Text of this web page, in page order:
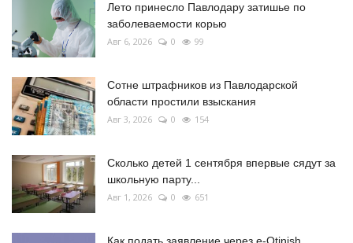
Лето принесло Павлодару затишье по
заболеваемости корью
Авг 6, 2026 0 99
Сотне штрафников из Павлодарской
области простили взыскания
Авг 3, 2026 0 154
Сколько детей 1 сентября впервые сядут за
школьную парту...
Авг 1, 2026 0 651